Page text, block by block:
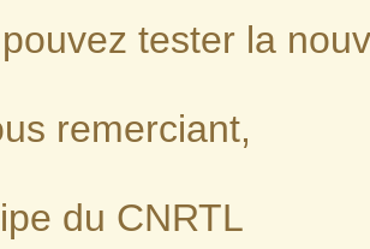
tester la
remerciant,
du CNRTL